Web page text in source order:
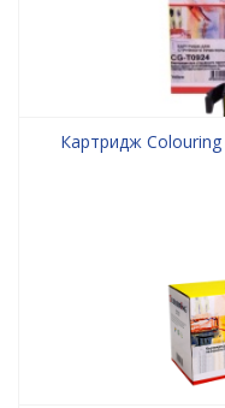
Картридж Colouring